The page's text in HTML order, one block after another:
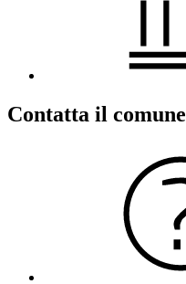
Contatta il comune